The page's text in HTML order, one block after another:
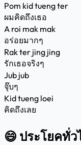
Pom kid tueng ter
ผมคิดถึงเธอ
A roi mak mak
อร่อยมากๆ
Rak ter jing jing
รักเธอจริงๆ
Jub jub
จุ๊บๆ
Kid tueng loei
คิดถึงเลย
😄 ประโยคทั่